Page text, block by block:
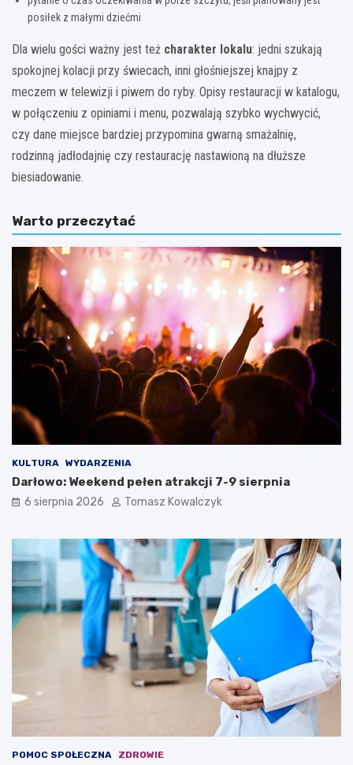
posiłek z małymi dziećmi
Dla wielu gości ważny jest też charakter lokalu: jedni szukają
spokojnej kolacji przy świecach, inni głośniejszej knajpy z
meczem w telewizji i piwem do ryby. Opisy restauracji w katalogu,
w połączeniu z opiniami i menu, pozwalają szybko wychwycić,
czy dane miejsce bardziej przypomina gwarną smażalnię,
rodzinną jadłodajnię czy restaurację nastawioną na dłuższe
biesiadowanie.
Warto przeczytać
KULTURA WYDARZENIA
Darłowo: Weekend pełen atrakcji 7-9 sierpnia
6 sierpnia 2026 Tomasz Kowalczyk
POMOC SPOŁECZNA ZDROWIE